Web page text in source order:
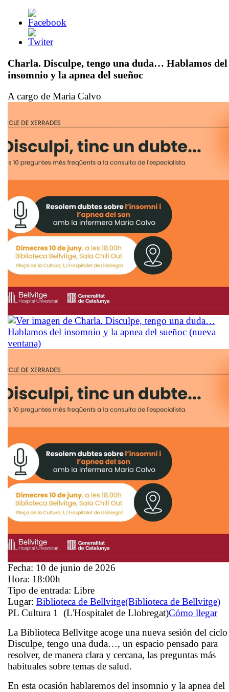
Charla. Disculpe, tengo una duda… Hablamos del
insomnio y la apnea del sueñoc
A cargo de Maria Calvo
Fecha: 10 de junio de 2026
Hora: 18:00h
Tipo de entrada: Libre
Lugar: Biblioteca de Bellvitge(Biblioteca de Bellvitge)
PL Cultura 1 (L'Hospitalet de Llobregat)Cómo llegar
La Biblioteca Bellvitge acoge una nueva sesión del ciclo
Disculpe, tengo una duda…, un espacio pensado para
resolver, de manera clara y cercana, las preguntas más
habituales sobre temas de salud.
En esta ocasión hablaremos del insomnio y la apnea del